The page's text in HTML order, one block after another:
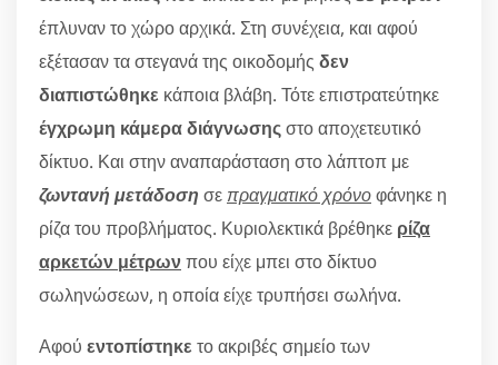
έπλυναν το χώρο αρχικά. Στη συνέχεια, και αφού
εξέτασαν τα στεγανά της οικοδομής δεν
διαπιστώθηκε κάποια βλάβη. Τότε επιστρατεύτηκε
έγχρωμη κάμερα διάγνωσηςστο αποχετευτικό
δίκτυο. Και στην αναπαράσταση στο λάπτοπ με
ζωντανή μετάδοση σε πραγματικό χρόνοφάνηκε η
ρίζα του προβλήματος. Κυριολεκτικά βρέθηκε ρίζα
αρκετών μέτρωνπου είχε μπει στο δίκτυο
σωληνώσεων, η οποία είχε τρυπήσει σωλήνα.
Αφού εντοπίστηκε το ακριβές σημείο των